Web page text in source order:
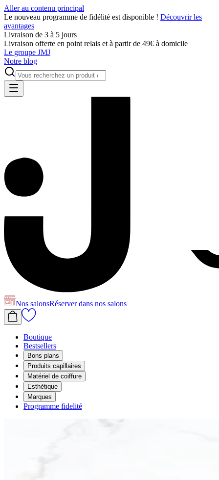
Aller au contenu principal
Le nouveau programme de fidélité est disponible ! Découvrir les
avantages
Livraison de 3 à 5 jours
Livraison offerte en point relais et à partir de 49€ à domicile
Le groupe JMJ
Notre blog
Nos salonsRéserverdans nos salons
Boutique
Bestsellers
Bons plans
Produits capillaires
Matériel de coiffure
Esthétique
Marques
Programme fidelité